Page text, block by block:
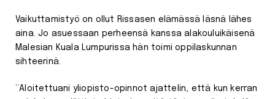
Vaikuttamistyö on ollut Rissasen elämässä läsnä lähes
aina. Jo asuessaan perheensä kanssa alakouluikäisenä
Malesian Kuala Lumpurissa hän toimi oppilaskunnan
sihteerinä.
”Aloitettuani yliopisto-opinnot ajattelin, että kun kerran